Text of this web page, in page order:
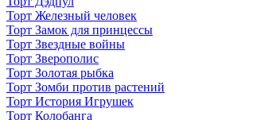
Торт Железный человек
Торт Замок для принцессы
Торт Звездные войны
Торт Зверополис
Торт Золотая рыбка
Торт Зомби против растений
Торт История Игрушек
Торт Колобанга